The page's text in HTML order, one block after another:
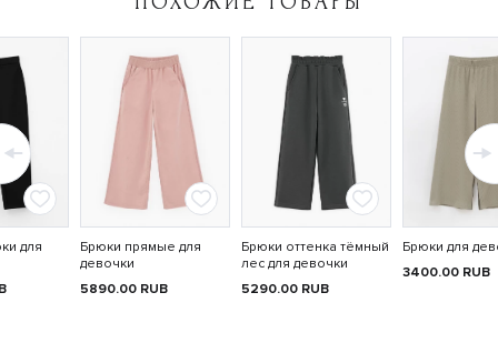
для
Брюки прямые для
девочки
5890.00 RUB
Брюки оттенка тёмный
лес для девочки
5290.00 RUB
Брюки для
3400.00 RUB